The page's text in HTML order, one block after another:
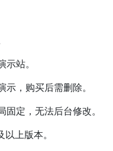
站。
，购买后需删除。
定，无法后台修改。
上版本。